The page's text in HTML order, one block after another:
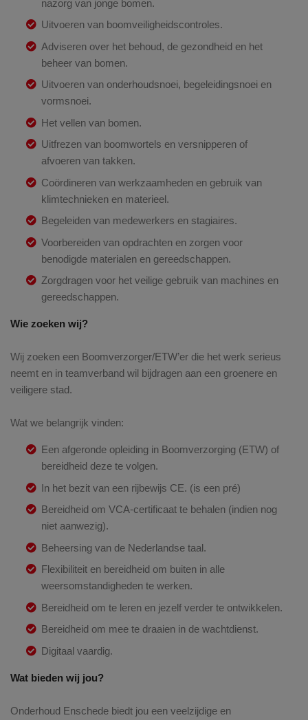
nazorg van jonge bomen.
Uitvoeren van boomveiligheidscontroles.
Adviseren over het behoud, de gezondheid en het
beheer van bomen.
Uitvoeren van onderhoudsnoei, begeleidingsnoei en
vormsnoei.
Het vellen van bomen.
Uitfrezen van boomwortels en versnipperen of
afvoeren van takken.
Coördineren van werkzaamheden en gebruik van
klimtechnieken en materieel.
Begeleiden van medewerkers en stagiaires.
Voorbereiden van opdrachten en zorgen voor
benodigde materialen en gereedschappen.
Zorgdragen voor het veilige gebruik van machines en
gereedschappen.
Wie zoeken wij?
Wij zoeken een Boomverzorger/ETW’er die het werk serieus
neemt en in teamverband wil bijdragen aan een groenere en
veiligere stad.
Wat we belangrijk vinden:
Een afgeronde opleiding in Boomverzorging (ETW) of
bereidheid deze te volgen.
In het bezit van een rijbewijs CE. (is een pré)
Bereidheid om VCA-certificaat te behalen (indien nog
niet aanwezig).
Beheersing van de Nederlandse taal.
Flexibiliteit en bereidheid om buiten in alle
weersomstandigheden te werken.
Bereidheid om te leren en jezelf verder te ontwikkelen.
Bereidheid om mee te draaien in de wachtdienst.
Digitaal vaardig.
Wat bieden wij jou?
Onderhoud Enschede biedt jou een veelzijdige en